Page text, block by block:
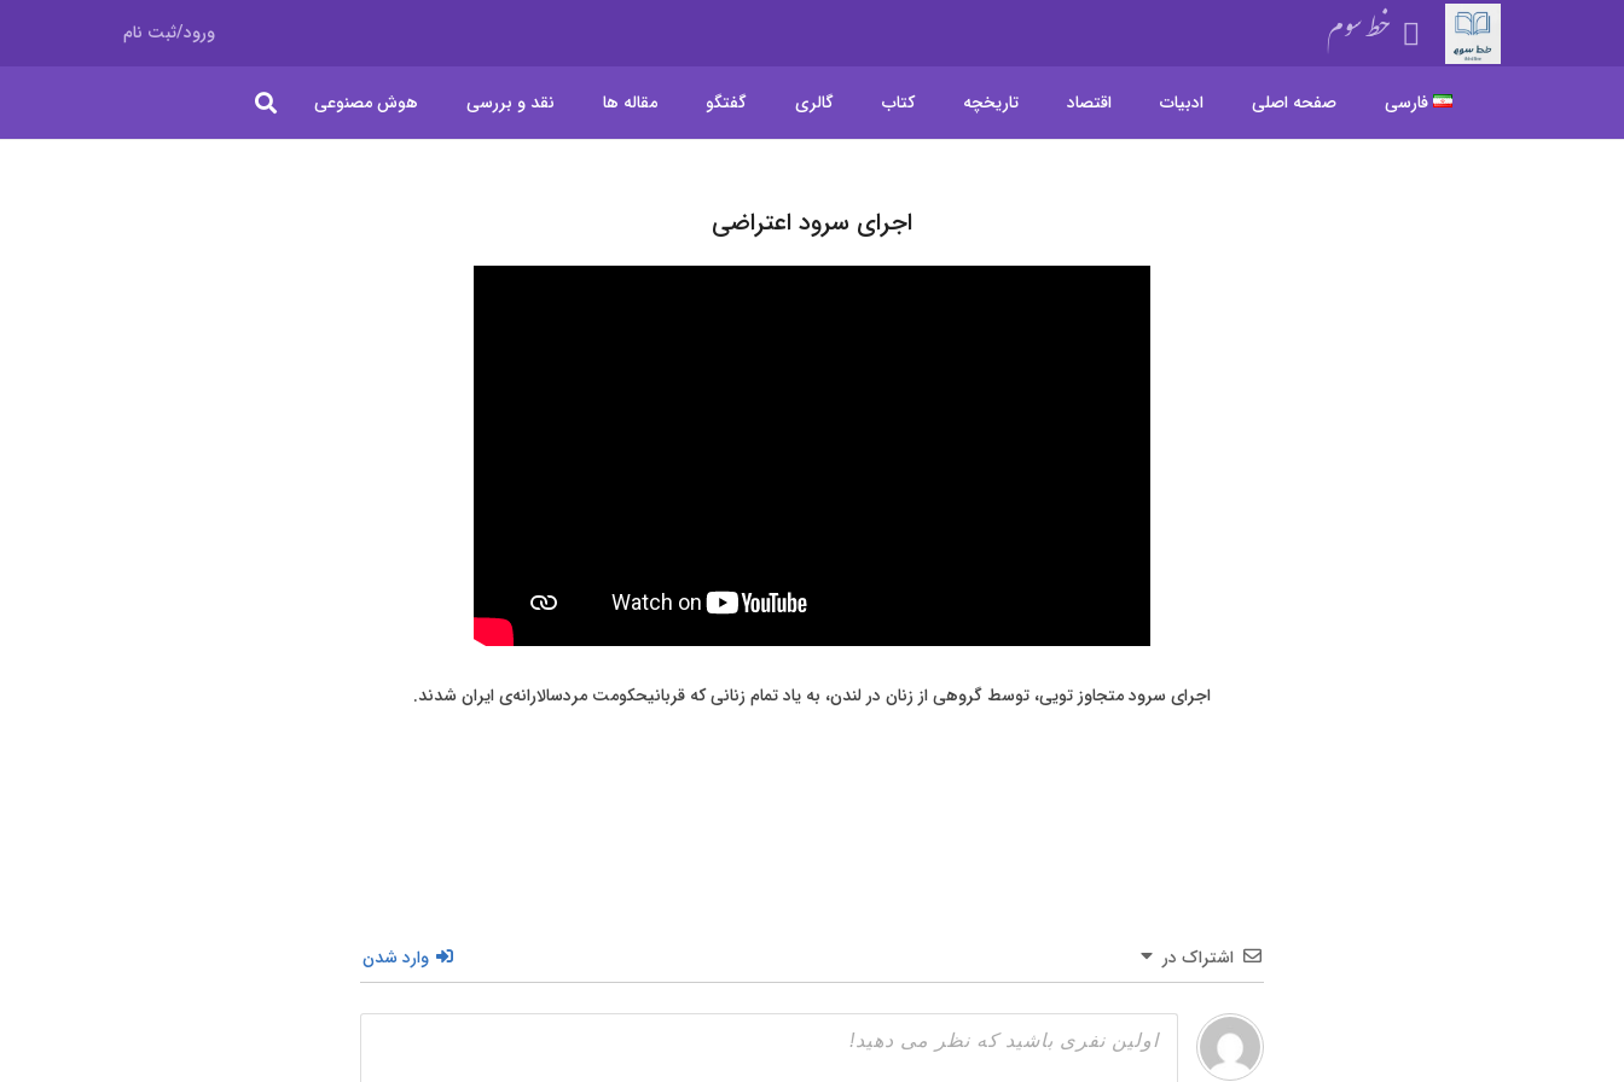
خط سوم ورود/ثبت نام
فارسی صفحه اصلی ادبیات اقتصاد تاریخچه کتاب گالری گفتگو مقاله ها نقد و بررسی هوش مصنوعی
اجرای سرود اعتراضی
اجرای سرود متجاوز تویی، توسط گروهی از زنان در لندن، بە یاد تمام زنانی کە قربانیحکومت مردسالارانەی ایران شدند.
اشتراک در وارد شدن